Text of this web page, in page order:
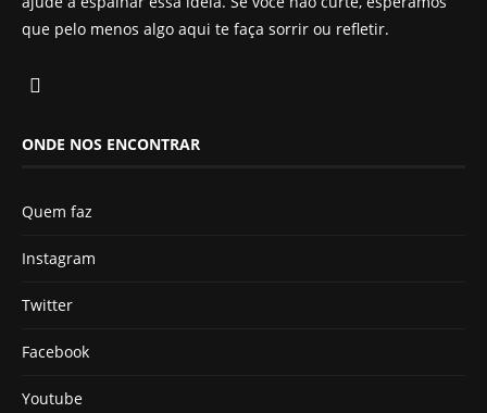
que pelo menos algo aqui te faça sorrir ou refletir.
ONDE NOS ENCONTRAR
Quem faz
Instagram
Twitter
Facebook
Youtube